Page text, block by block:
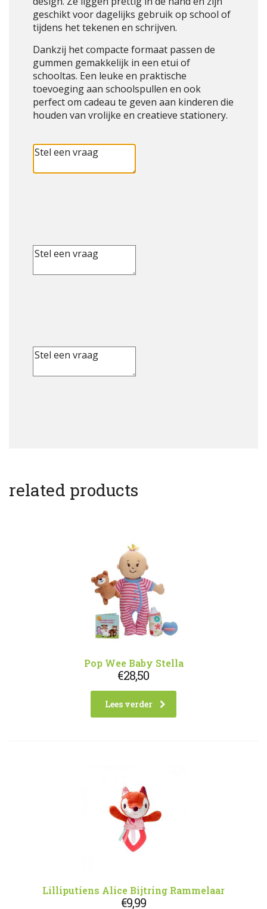
geschikt voor dagelijks gebruik op school of
tijdens het tekenen en schrijven.
Dankzij het compacte formaat passen de
gummen gemakkelijk in een etui of
schooltas. Een leuke en praktische
toevoeging aan schoolspullen en ook
perfect om cadeau te geven aan kinderen die
houden van vrolijke en creatieve stationery.
related products
Pop Wee Baby Stella
€28,50
Lees verder
Lilliputiens Alice Bijtring Rammelaar
€9,99